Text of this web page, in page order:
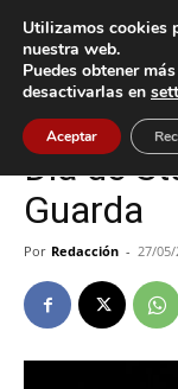
Inicio A Guarda
A Guarda Cultura / Ocio
Día de
Guarda
Por Redacción - 27/05/
Utilizamos cookies
nuestra web.
Puedes obtener
desactivarlas en
Aceptar